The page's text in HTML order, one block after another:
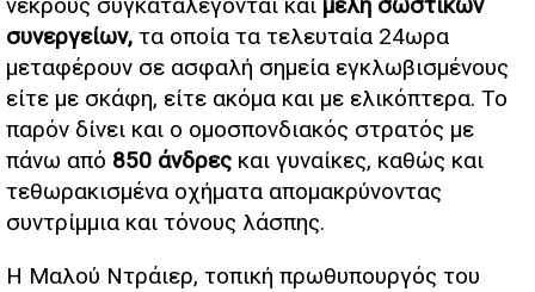
συνεργείων, τα οποία τα τελευταία 24ωρα
μεταφέρουν σε ασφαλή σημεία εγκλωβισμένους
είτε με σκάφη, είτε ακόμα και με ελικόπτερα. Το
παρόν δίνει και ο ομοσπονδιακός στρατός με
πάνω από 850 άνδρες και γυναίκες, καθώς και
τεθωρακισμένα οχήματα απομακρύνοντας
συντρίμμια και τόνους λάσπης.
Η Μαλού Ντράιερ, τοπική πρωθυπουργός του